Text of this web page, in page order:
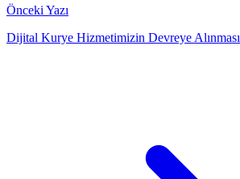
Önceki Yazı
Dijital Kurye Hizmetimizin Devreye Alınması